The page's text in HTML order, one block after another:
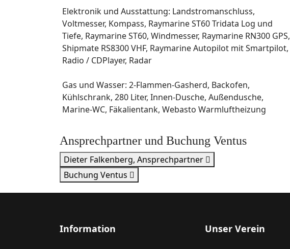
Elektronik und Ausstattung: Landstromanschluss,
Voltmesser, Kompass, Raymarine ST60 Tridata Log und
Tiefe, Raymarine ST60, Windmesser, Raymarine RN300 GPS,
Shipmate RS8300 VHF, Raymarine Autopilot mit Smartpilot,
Radio / CDPlayer, Radar
Gas und Wasser: 2-Flammen-Gasherd, Backofen,
Kühlschrank, 280 Liter, Innen-Dusche, Außendusche,
Marine-WC, Fäkalientank, Webasto Warmluftheizung
Ansprechpartner und Buchung Ventus
Dieter Falkenberg, Ansprechpartner
Buchung Ventus
Information Unser Verein